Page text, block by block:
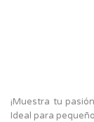
¡Muestra tu
Ideal para